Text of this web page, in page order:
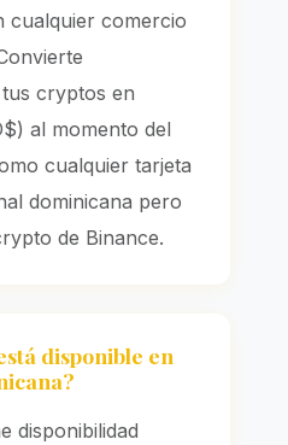
cualquier comercio
cryptos en
al momento del
cualquier tarjeta
dominicana pero
de Binance.
disponible en
disponibilidad